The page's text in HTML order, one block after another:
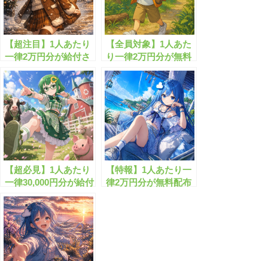
【超注目】1人あたり
一律2万円分が給付さ
れまし!!
【全員対象】1人あた
り一律2万円分が無料
配布されます！
【超必見】1人あたり
一律30,000円分が給付
されます！
【特報】1人あたり一
律2万円分が無料配布